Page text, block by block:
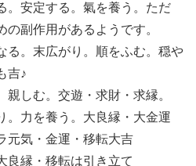
。安定する。氣を養う。ただ
の副作用があるようです。
る。末広がり。順をふむ。穏や
吉♪
親しむ。交遊・求財・求縁。
。力を養う。大良縁・大金運
元気・金運・移転大吉
良縁・移転は引き立て